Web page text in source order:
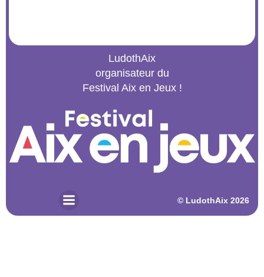
LudothAix
organisateur du
Festival Aix en Jeux !
© LudothAix 2026